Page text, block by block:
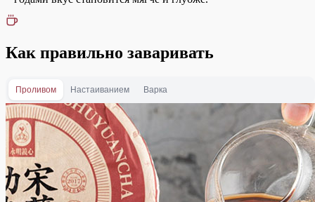
Как правильно заваривать
Проливом Настаиванием Варка